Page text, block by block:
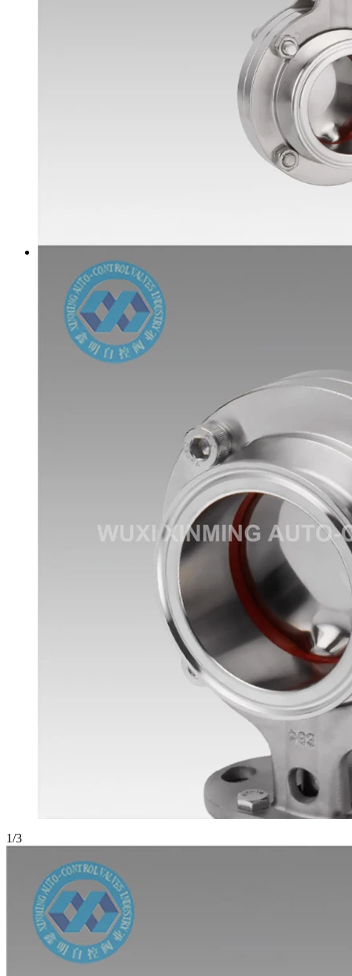
1/3